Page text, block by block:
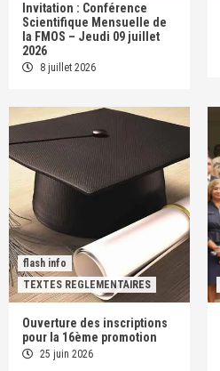
Invitation : Conférence
Scientifique Mensuelle de
la FMOS – Jeudi 09 juillet
2026
8 juillet 2026
flash info
TEXTES REGLEMENTAIRES
Ouverture des inscriptions
pour la 16ème promotion
25 juin 2026